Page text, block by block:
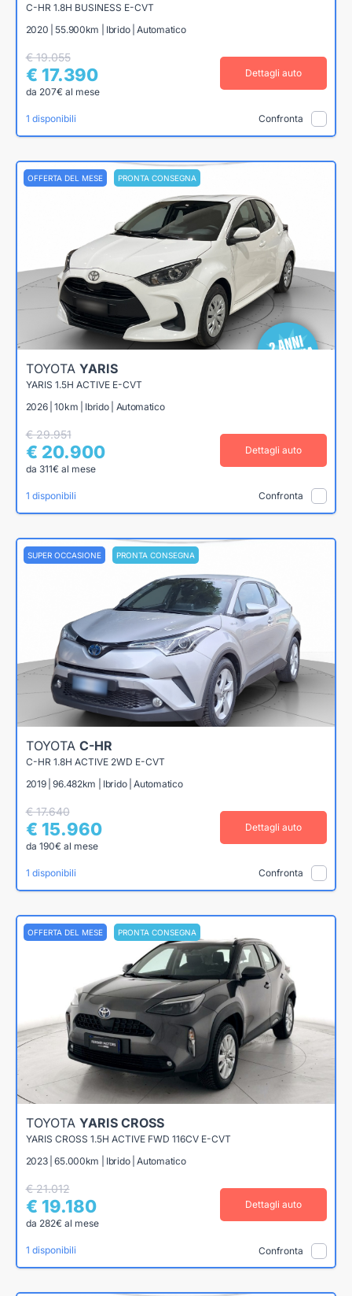
C-HR 1.8H BUSINESS E-CVT
2020 | 55.900km | Ibrido | Automatico
€ 19.055
€ 17.390
da 207€ al mese
Dettagli auto
1 disponibili Confronta
OFFERTA DEL MESE PRONTA CONSEGNA
TOYOTA YARIS
YARIS 1.5H ACTIVE E-CVT
2026 | 10km | Ibrido | Automatico
€ 29.951
€ 20.900
da 311€ al mese
Dettagli auto
1 disponibili Confronta
SUPER OCCASIONE PRONTA CONSEGNA
TOYOTA C-HR
C-HR 1.8H ACTIVE 2WD E-CVT
2019 | 96.482km | Ibrido | Automatico
€ 17.640
€ 15.960
da 190€ al mese
Dettagli auto
1 disponibili Confronta
OFFERTA DEL MESE PRONTA CONSEGNA
TOYOTA YARIS CROSS
YARIS CROSS 1.5H ACTIVE FWD 116CV E-CVT
2023 | 65.000km | Ibrido | Automatico
€ 21.012
€ 19.180
da 282€ al mese
Dettagli auto
1 disponibili Confronta